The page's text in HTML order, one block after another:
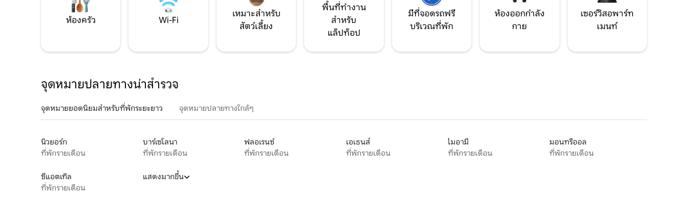
ห้องครัว Wi-Fi
เหมาะสำหรับ
สัตว์เลี้ยง
พื้นที่ทำงาน
สำหรับ
แล็ปท็อป
มีที่จอดรถฟรี
บริเวณที่พัก
ห้องออกกำลัง
กาย
เซอร์วิสอพาร์ท
เมนท์
จุดหมายปลายทางน่าสำรวจ
จุดหมายยอดนิยมสำหรับที่พักระยะยาว จุดหมายปลายทางใกล้ๆ
นิวยอร์ก
ที่พักรายเดือน
บาร์เซโลนา
ที่พักรายเดือน
ฟลอเรนซ์
ที่พักรายเดือน
เอเธนส์
ที่พักรายเดือน
ไมอามี
ที่พักรายเดือน
มอนทรีออล
ที่พักรายเดือน
ซีแอตเทิล
ที่พักรายเดือน
แสดงมากขึ้น